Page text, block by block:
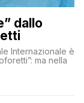
dallo
Internazionale è
ma nella